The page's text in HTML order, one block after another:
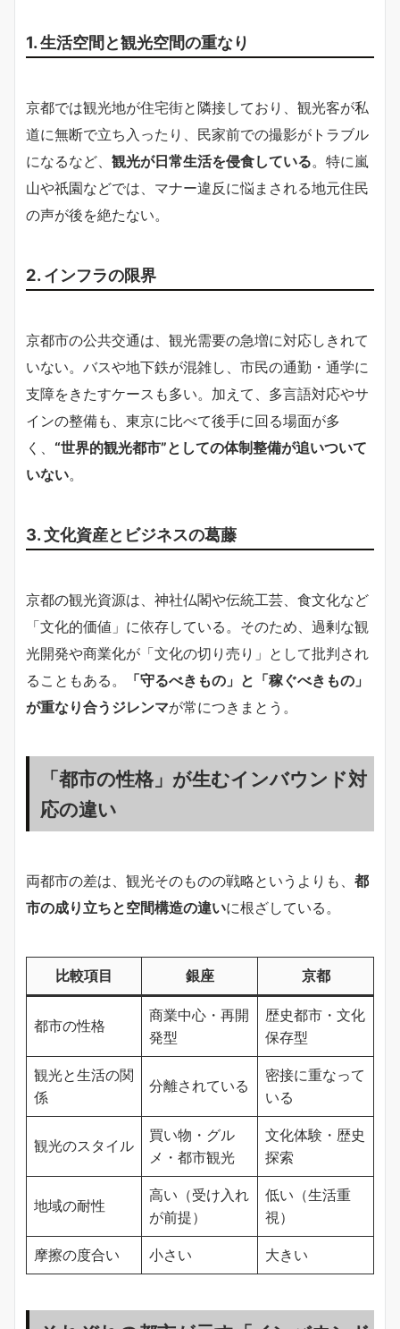
1. 生活空間と観光空間の重なり
京都では観光地が住宅街と隣接しており、観光客が私
道に無断で立ち入ったり、民家前での撮影がトラブル
になるなど、 観光が日常生活を侵食している。特に嵐
山や祇園などでは、マナー違反に悩まされる地元住民
の声が後を絶たない。
2. インフラの限界
京都市の公共交通は、観光需要の急増に対応しきれて
いない。バスや地下鉄が混雑し、市民の通勤・通学に
支障をきたすケースも多い。加えて、多言語対応やサ
インの整備も、東京に比べて後手に回る場面が多
く、 “世界的観光都市”としての体制整備が追いついて
いない。
3. 文化資産とビジネスの葛藤
京都の観光資源は、神社仏閣や伝統工芸、食文化など
「文化的価値」に依存している。そのため、過剰な観
光開発や商業化が「文化の切り売り」として批判され
ることもある。
「守るべきもの」と「稼ぐべきもの」
が重なり合うジレンマが常につきまとう。
「都市の性格」が生むインバウンド対
応の違い
両都市の差は、観光そのものの戦略というよりも、 都
市の成り立ちと空間構造の違いに根ざしている。
比較項目 銀座 京都
都市の性格
商業中心・再開
発型
歴史都市・文化
保存型
観光と生活の関
係
分離されている
密接に重なって
いる
観光のスタイル
買い物・グル
メ・都市観光
文化体験・歴史
探索
地域の耐性
高い（受け入れ
が前提）
低い（生活重
視）
摩擦の度合い 小さい 大きい